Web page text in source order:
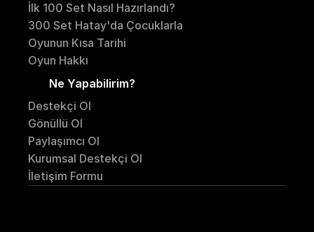
İlk 100 Set Nasıl Hazırlandı?
300 Set Hatay'da Çocuklarla
Oyunun Kısa Tarihi
Oyun Hakkı
Ne Yapabilirim?
Destekçi Ol
Gönüllü Ol
Paylaşımcı Ol
Kurumsal Destekçi Ol
İletişim Formu